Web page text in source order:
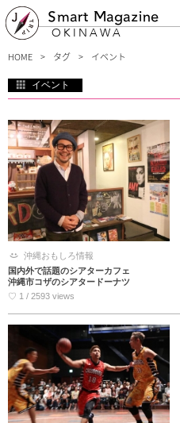
Smart Magazine
OKINAWA
HOME タグ イベント
イベント
サー祭り、沖縄三大大綱引きの那覇大綱
縄の産業まつりなど色んなイベントがあ
にあなたも参加してみませんか？
沖縄おもしろ情報
国内外で話題のシアターカフェ
沖縄市コザのシアタードーナツ
♡ 1 / 2593 views